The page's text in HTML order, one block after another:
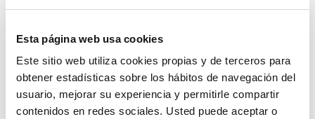
Esta página web usa cookies
Este sitio web utiliza cookies propias y de terceros para
obtener estadísticas sobre los hábitos de navegación del
usuario, mejorar su experiencia y permitirle compartir
contenidos en redes sociales. Usted puede aceptar o
millones de euros hasta la fecha
sobre los 24.000 millones previstos
inicialmente para 2021),
Administraciones mal engrasadas